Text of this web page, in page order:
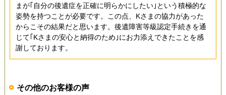
まが｢自分の後遺症を正確に明らかにしたい｣という積極的な
姿勢を持つことが必要です。この点、Kさまの協力があった
からこその結果だと思います。後遺障害等級認定手続きを通
じて｢Kさまの安心と納得のため｣にお力添えできたことを感
謝しております。
その他のお客様の声